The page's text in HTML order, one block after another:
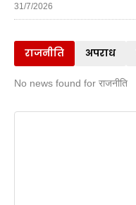
31/7/2026
राजनीति अपराध
No news found for राजनीति